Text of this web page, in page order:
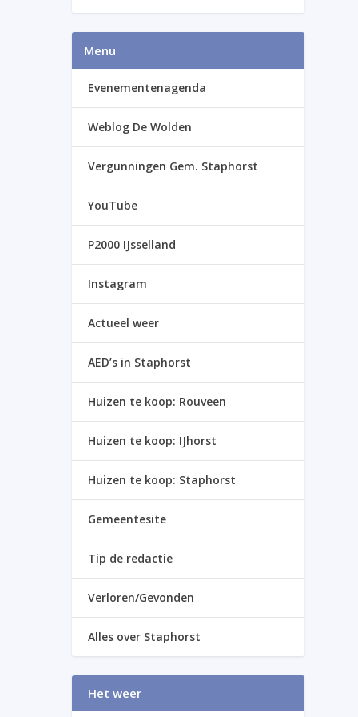
Menu
Evenementenagenda
Weblog De Wolden
Vergunningen Gem. Staphorst
YouTube
P2000 IJsselland
Instagram
Actueel weer
AED’s in Staphorst
Huizen te koop: Rouveen
Huizen te koop: IJhorst
Huizen te koop: Staphorst
Gemeentesite
Tip de redactie
Verloren/Gevonden
Alles over Staphorst
Het weer